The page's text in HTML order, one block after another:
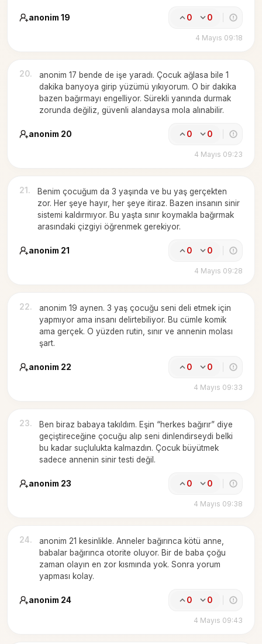
anonim 19 0 0
4 Mayıs 09:18
20.
anonim 17 bende de işe yaradı. Çocuk ağlasa bile 1
dakika banyoya girip yüzümü yıkıyorum. O bir dakika
bazen bağırmayı engelliyor. Sürekli yanında durmak
zorunda değiliz, güvenli alandaysa mola alınabilir.
anonim 20 0 0
4 Mayıs 09:23
21 .
Benim çocuğum da 3 yaşında ve bu yaş gerçekten
zor. Her şeye hayır, her şeye itiraz. Bazen insanın sinir
sistemi kaldırmıyor. Bu yaşta sınır koymakla bağırmak
arasındaki çizgiyi öğrenmek gerekiyor.
anonim 21 0 0
4 Mayıs 09:28
22.
anonim 19 aynen. 3 yaş çocuğu seni deli etmek için
yapmıyor ama insanı delirtebiliyor. Bu cümle komik
ama gerçek. O yüzden rutin, sınır ve annenin molası
şart.
anonim 22 0 0
4 Mayıs 09:33
23.
Ben biraz babaya takıldım. Eşin “herkes bağırır” diye
geçiştireceğine çocuğu alıp seni dinlendirseydi belki
bu kadar suçlulukta kalmazdın. Çocuk büyütmek
sadece annenin sinir testi değil.
anonim 23 0 0
4 Mayıs 09:38
24.
anonim 21 kesinlikle. Anneler bağırınca kötü anne,
babalar bağırınca otorite oluyor. Bir de baba çoğu
zaman olayın en zor kısmında yok. Sonra yorum
yapması kolay.
anonim 24 0 0
4 Mayıs 09:43